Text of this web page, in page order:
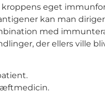
eget
kan man
med
der ellers ville